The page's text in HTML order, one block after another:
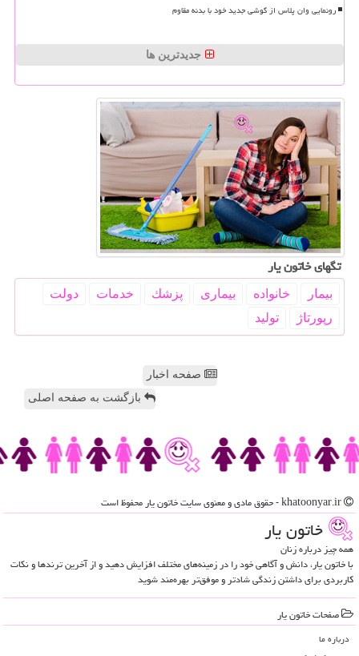
رونمایی وان پلاس از گوشی جدید خود با بدنه مقاوم
جدیدترین ها
تگهای خاتون یار
بیمار خانواده بیماری پزشك خدمات
دولت
رپورتاژ
تولید
صفحه اخبار
بازگشت به صفحه اصلی
خاتون یار
همه چیز درباره زنان
با خاتون یار، دانش و آگاهی خود را در زمینه‌های مختلف افزایش دهید و از آخرین ترندها و نکات
کاربردی برای داشتن زندگی شادتر و موفق‌تر بهره‌مند شوید
صفحات خاتون یار
درباره ما